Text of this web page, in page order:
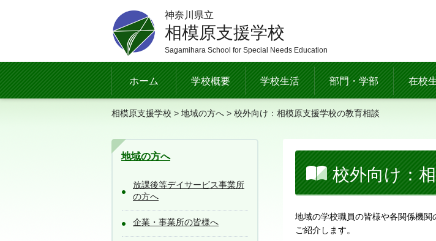
神奈川県立
相模原支援学校
Sagamihara School for Special Needs Education
ホーム 学校概要 学校生活 部門・学部 在校
相模原支援学校 > 地域の方へ > 校外向け：相模原支援学校の教育相談
地域の方へ
放課後等デイサービス事業所
の方へ
企業・事業所の皆様へ
校外向け：
地域の学校職員の皆様や各関係機
ご紹介します。